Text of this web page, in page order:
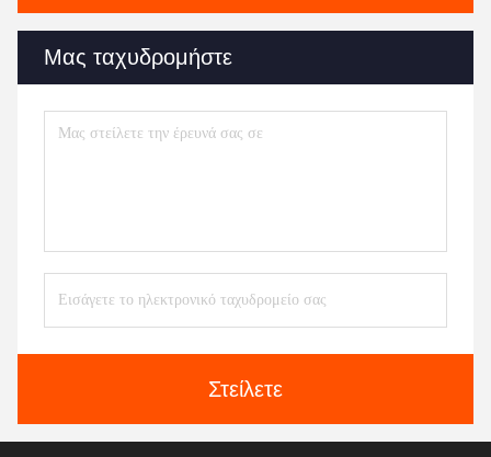
Μας ταχυδρομήστε
Στείλετε